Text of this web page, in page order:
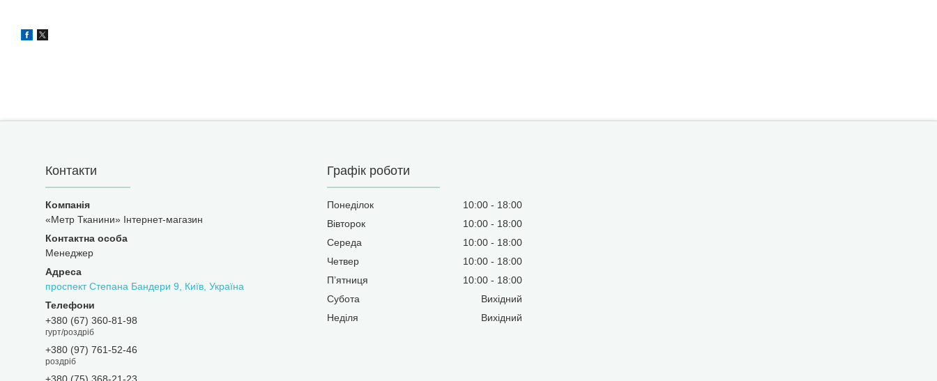
Контакти
«Метр Тканини» Інтернет-магазин
Менеджер
проспект Степана Бандери 9, Київ, Україна
+380 (67) 360-81-98
гурт/роздріб
+380 (97) 761-52-46
роздріб
+380 (75) 368-21-23
Графік роботи
Понеділок 10:00
18:00
Вівторок
10:00
18:00
Середа
10:00
18:00
Четвер
10:00
18:00
Пʼятниця
10:00
18:00
Субота
Вихідний
Неділя
Вихідний